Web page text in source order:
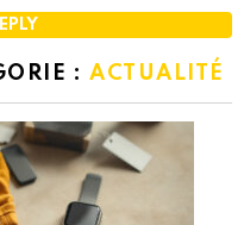
: ACTUALITÉ